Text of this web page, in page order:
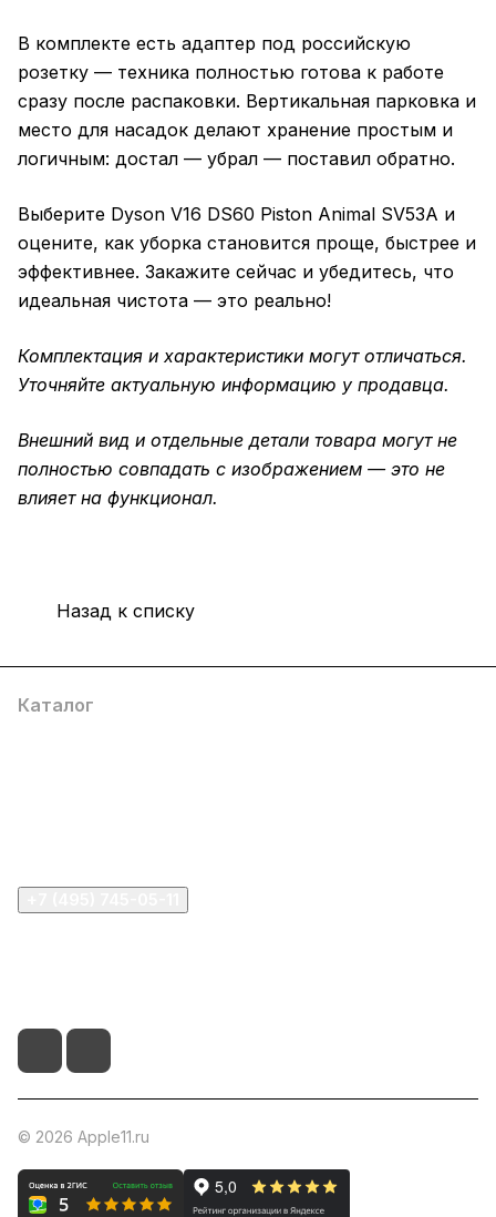
В комплекте есть адаптер под российскую
розетку — техника полностью готова к работе
сразу после распаковки. Вертикальная парковка и
место для насадок делают хранение простым и
логичным: достал — убрал — поставил обратно.
Выберите Dyson V16 DS60 Piston Animal SV53A и
оцените, как уборка становится проще, быстрее и
эффективнее. Закажите сейчас и убедитесь, что
идеальная чистота — это реально!
Комплектация и характеристики могут отличаться.
Уточняйте актуальную информацию у продавца.
Внешний вид и отдельные детали товара могут не
полностью совпадать с изображением — это не
влияет на функционал.
Назад к списку
Каталог
© 2026 Apple11.ru